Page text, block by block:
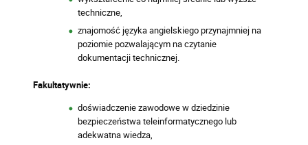
techniczne,
znajomość języka angielskiego przynajmniej na
poziomie pozwalającym na czytanie
dokumentacji technicznej.
Fakultatywnie:
doświadczenie zawodowe w dziedzinie
bezpieczeństwa teleinformatycznego lub
adekwatna wiedza,